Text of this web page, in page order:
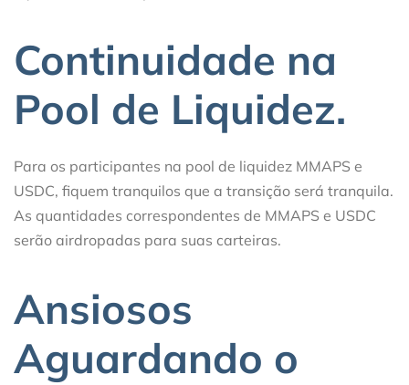
Continuidade na
Pool de Liquidez.
Para os participantes na pool de liquidez MMAPS e
USDC, fiquem tranquilos que a transição será tranquila.
As quantidades correspondentes de MMAPS e USDC
serão airdropadas para suas carteiras.
Ansiosos
Aguardando o